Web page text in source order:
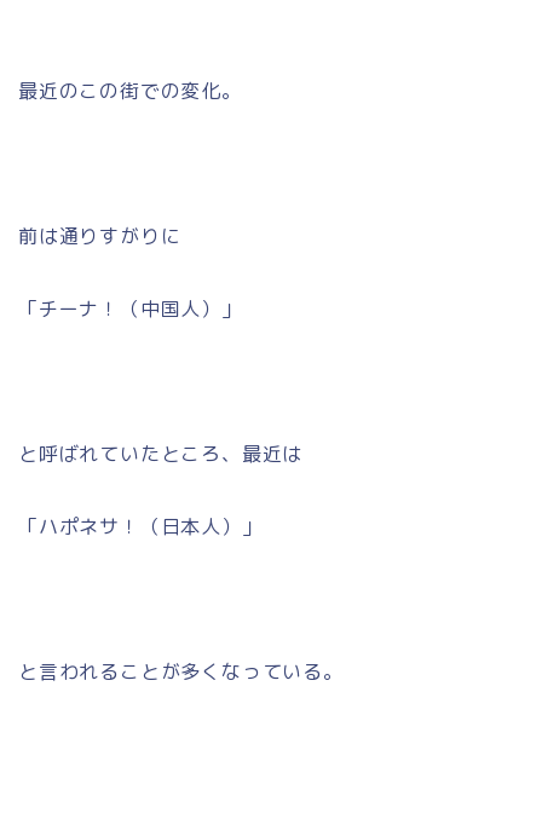
最近のこの街での変化。
前は通りすがりに
「チーナ！（中国人）」
と呼ばれていたところ、最近は
「ハポネサ！（日本人）」
と言われることが多くなっている。